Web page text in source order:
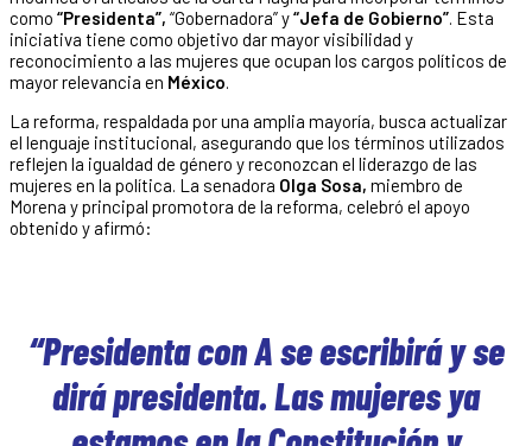
como “Presidenta”, “Gobernadora” y“Jefa de Gobierno”. Esta
iniciativa tiene como objetivo dar mayor visibilidad y
reconocimiento a las mujeres que ocupan los cargos políticos de
mayor relevancia en México.
La reforma, respaldada por una amplia mayoría, busca actualizar
el lenguaje institucional, asegurando que los términos utilizados
reflejen la igualdad de género y reconozcan el liderazgo de las
mujeres en la política. La senadora Olga Sosa, miembro de
Morena y principal promotora de la reforma, celebró el apoyo
obtenido y afirmó:
“Presidenta con A se escribirá y se
dirá presidenta. Las mujeres ya